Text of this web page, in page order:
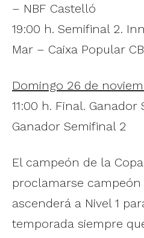
– NBF Castelló
19:00 h. Semifinal 2.
Mar – Caixa Popular
Domingo 26 de
11:00 h. Final. Ganador
Ganador Semifinal 2
El campeón de la
proclamarse
ascenderá a Nivel 1
temporada siempre